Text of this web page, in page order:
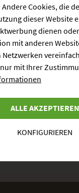
MwSt. zzgl.
Cookies, die
dieser Website
dienen
mit anderen
Netzwerken
mit Ihrer
ALLE AKZEPTIEREN
KONFIGURIEREN